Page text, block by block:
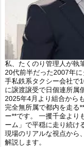
私、たくのり管理人が執
20代前半だった2007年
手私鉄系タクシー会社で
に譲渡譲受で日個連所属
2025年4月より組合から
完全無所属で都内を走る
ー**です。 一攫千金より
ーム」で平穏に走り続け
現場のリアルな視点から
解説します。